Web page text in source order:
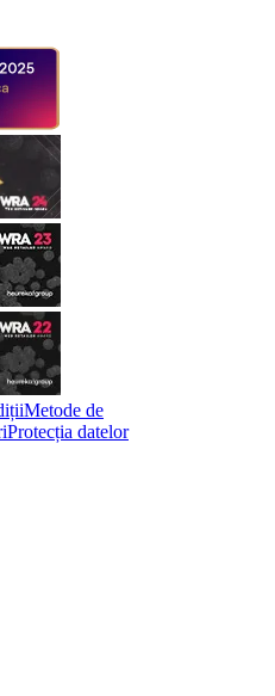
Metode de
Protecția datelor